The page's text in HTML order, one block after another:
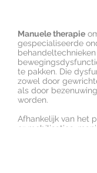
Manuele therapie
gespecialiseerde
te pakken. Die
zowel door
als door
worden.
Afhankelijk van het
er mobilisaties,